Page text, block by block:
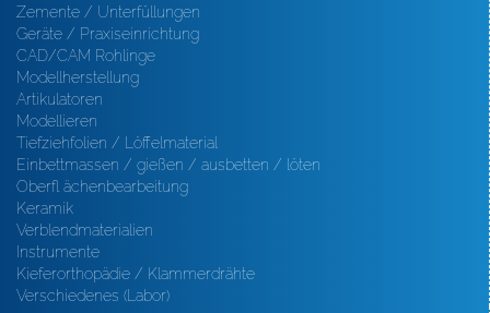
Zemente / Unterfüllungen
Geräte / Praxiseinrichtung
CAD/CAM Rohlinge
Modellherstellung
Artikulatoren
Modellieren
Tiefziehfolien / Löffelmaterial
Einbettmassen / gießen / ausbetten / löten
Oberfl ächenbearbeitung
Keramik
Verblendmaterialien
Instrumente
Kieferorthopädie / Klammerdrähte
Verschiedenes (Labor)